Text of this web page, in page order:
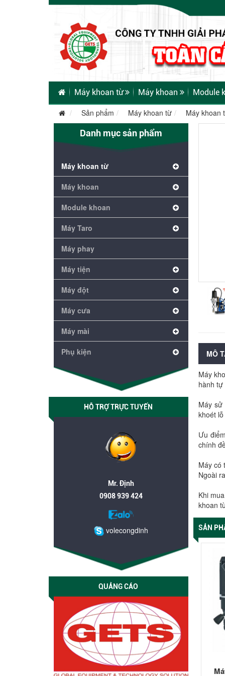
Máy khoan từ Máy khoan Module
Sản phẩm Máy khoan từ Máy khoan
Danh mục sản phẩm
Máy khoan từ
Máy khoan
Module khoan
Máy Taro
Máy phay
Máy tiện
Máy đột
Máy cưa
Máy mài
Phụ kiện
HỖ TRỢ TRỰC TUYẾN
Mr. Định
0908 939 424
volecongdinh
QUẢNG CÁO
MÔ
Máy
hành
Máy
khoét
Ưu
chính
Máy có
Ngoài
Khi
khoan
SẢN